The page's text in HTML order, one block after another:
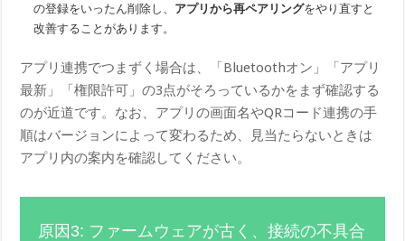
の登録をいったん削除し、 アプリから再ペアリングをやり直すと
改善することがあります。
アプリ連携でつまずく場合は、「Bluetoothオン」「アプリ
最新」「権限許可」の3点がそろっているかをまず確認する
のが近道です。なお、アプリの画面名やQRコード連携の手
順はバージョンによって変わるため、見当たらないときは
アプリ内の案内を確認してください。
原因3: ファームウェアが古く、接続の不具合